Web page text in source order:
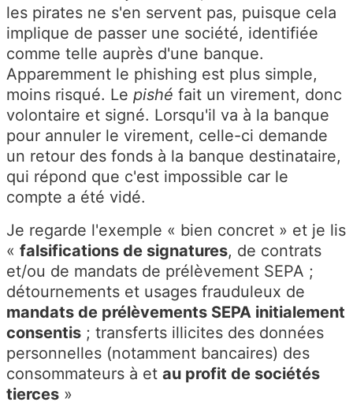
les pirates ne s'en servent pas, puisque cela
implique de passer une société, identifiée
comme telle auprès d'une banque.
Apparemment le phishing est plus simple,
moins risqué. Le pishé fait un virement, donc
volontaire et signé. Lorsqu'il va à la banque
pour annuler le virement, celle-ci demande
un retour des fonds à la banque destinataire,
qui répond que c'est impossible car le
compte a été vidé.
Je regarde l'exemple « bien concret » et je lis
« falsifications de signatures, de contrats
et/ou de mandats de prélèvement SEPA ;
détournements et usages frauduleux de
mandats de prélèvements SEPA initialement
consentis ; transferts illicites des données
personnelles (notamment bancaires) des
consommateurs à et au profit de sociétés
tierces »